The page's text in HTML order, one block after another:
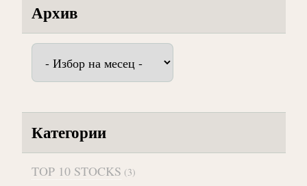
Архив
Архив
Категории
TOP 10 STOCKS (3)